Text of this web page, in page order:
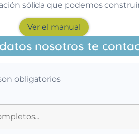
sólida que podemos
Ver el manual
nosotros te
obligatorios